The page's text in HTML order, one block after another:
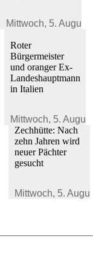
Mittwoch, 5. August
Roter
Bürgermeister
und oranger Ex-
Landeshauptmann
in Italien
Mittwoch, 5. August
Zechhütte: Nach
zehn Jahren wird
neuer Pächter
gesucht
Mittwoch, 5.